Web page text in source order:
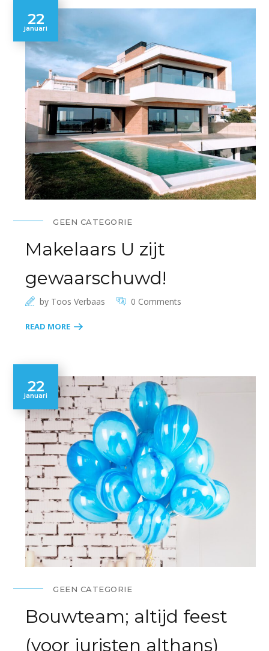
22
januari
GEEN CATEGORIE
Makelaars U zijt
gewaarschuwd!
by Toos Verbaas 0 Comments
READ MORE
22
januari
GEEN CATEGORIE
Bouwteam; altijd feest
(voor juristen althans)